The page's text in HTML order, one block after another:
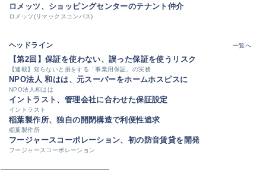
ロメッツ、ショッピングセンターのテナント仲介
ロメッツ(リマックスコンパス)
ヘッドライン 一覧へ
【第2回】保証を使わない、誤った保証を使うリスク
【連載】知らないと損をする「事業用保証」の実務
NPO法人 和はは、元スーパーをホームホスピスに
NPO法人和はは
イントラスト、管理会社に合わせた保証設定
イントラスト
稲葉製作所、独自の開閉構造で利便性追求
稲葉製作所
フージャースコーポレーション、初の防音賃貸を開発
フージャースコーポレーション